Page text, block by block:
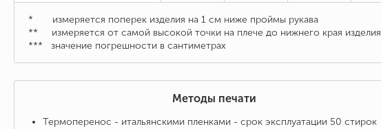
* измеряется поперек изделия на 1 см ниже проймы рукава
** измеряется от самой высокой точки на плече до нижнего края изделия
*** значение погрешности в сантиметрах
Методы печати
Термоперенос - итальянскими пленками - срок эксплуатации 50 стирок